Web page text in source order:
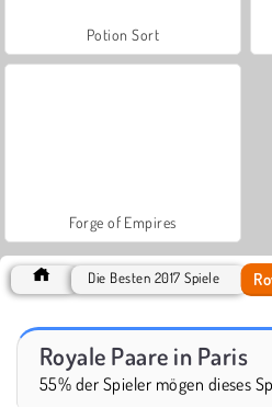
Potion Sort
Forge of Empires
Die Besten 2017 Spiele
Royale Paare in Paris
55% der Spieler mögen dieses